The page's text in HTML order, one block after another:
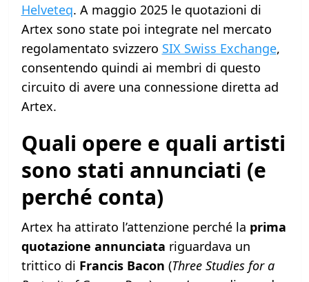
Helveteq. A maggio 2025 le quotazioni di
Artex sono state poi integrate nel mercato
regolamentato svizzero SIX Swiss Exchange,
consentendo quindi ai membri di questo
circuito di avere una connessione diretta ad
Artex.
Quali opere e quali artisti
sono stati annunciati (e
perché conta)
Artex ha attirato l’attenzione perché la prima
quotazione annunciata riguardava un
trittico di Francis Bacon (Three Studies for a